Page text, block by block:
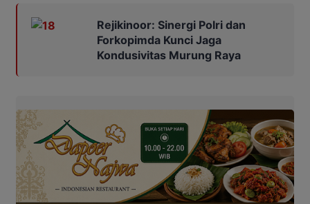
Rejikinoor: Sinergi Polri dan
Forkopimda Kunci Jaga
Kondusivitas Murung Raya